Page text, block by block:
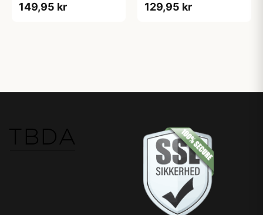
149,95 kr 129,95 kr